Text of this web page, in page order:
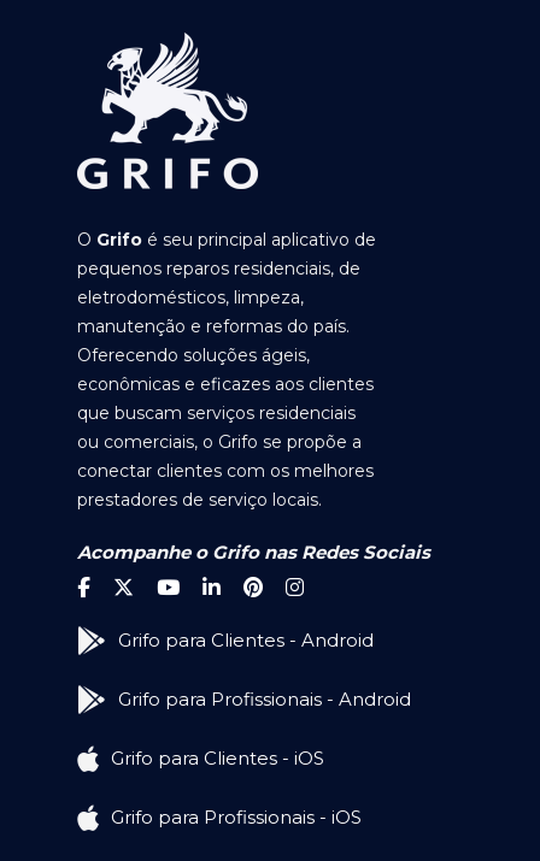
O Grifo é seu principal aplicativo de
pequenos reparos residenciais, de
eletrodomésticos, limpeza,
manutenção e reformas do país.
Oferecendo soluções ágeis,
econômicas e eficazes aos clientes
que buscam serviços residenciais
ou comerciais, o Grifo se propõe a
conectar clientes com os melhores
prestadores de serviço locais.
Acompanhe o Grifo nas Redes Sociais
Grifo para Clientes - Android
Grifo para Profissionais - Android
Grifo para Clientes - iOS
Grifo para Profissionais - iOS